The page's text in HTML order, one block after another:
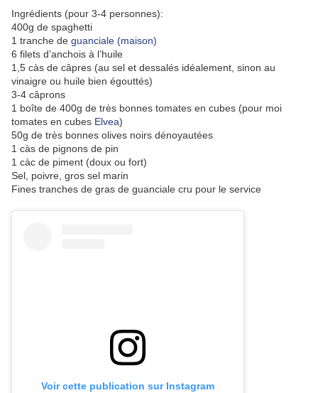
Ingrédients (pour 3-4 personnes):
400g de spaghetti
1 tranche de guanciale (maison)
6 filets d’anchois à l’huile
1,5 càs de câpres (au sel et dessalés idéalement, sinon au
vinaigre ou huile bien égouttés)
3-4 câprons
1 boîte de 400g de très bonnes tomates en cubes (pour moi
tomates en cubes Elvea)
50g de très bonnes olives noirs dénoyautées
1 càs de pignons de pin
1 càc de piment (doux ou fort)
Sel, poivre, gros sel marin
Fines tranches de gras de guanciale cru pour le service
Voir cette publication sur Instagram